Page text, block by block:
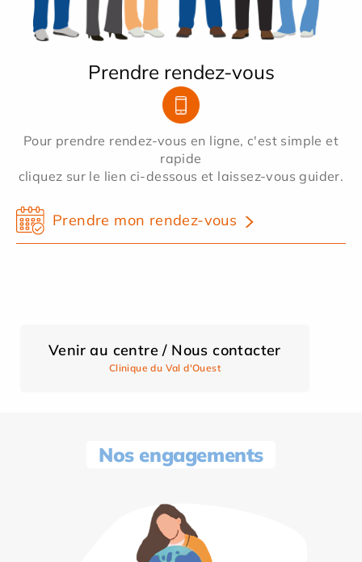
Prendre rendez-vous
Pour prendre rendez-vous en ligne, c'est simple et
rapide
cliquez sur le lien ci-dessous et laissez-vous guider.
Prendre mon rendez-vous
Venir au centre / Nous contacter
Clinique du Val d'Ouest
Nos engagements